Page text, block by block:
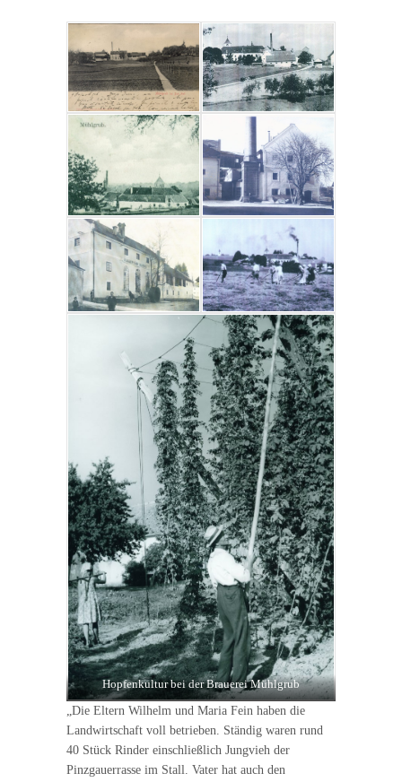
Hopfenkultur bei der Brauerei Mühlgrub
„Die Eltern Wilhelm und Maria Fein haben die
Landwirtschaft voll betrieben. Ständig waren rund
40 Stück Rinder einschließlich Jungvieh der
Pinzgauerrasse im Stall. Vater hat auch den